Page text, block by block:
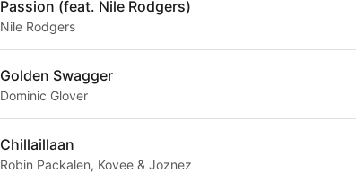
Passion (feat. Nile Rodgers)
Nile Rodgers
Golden Swagger
Dominic Glover
Chillaillaan
Robin Packalen, Kovee & Joznez